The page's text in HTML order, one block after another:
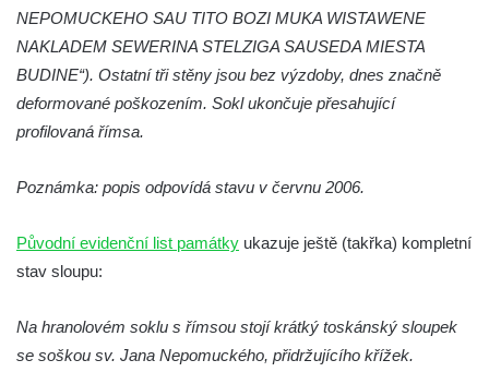
v Postoloprtech
Sloup svatého Václava u hřbitova v
Postoloprtech
Sloup Panny Marie na jižním okraji Mařenic
Sloup s kaplicí (boží muka) v Jablonném v
dvora
Františkem Xaverským v zámeckém parku v
Duchcově
NEPOMUCKEHO SAU TITO BOZI MUKA WISTAWENE
NAKLADEM SEWERINA STELZIGA SAUSEDA MIESTA
BUDINE“). Ostatní tři stěny jsou bez výzdoby, dnes značně
deformované poškozením. Sokl ukončuje přesahující
profilovaná římsa.
Poznámka: popis odpovídá stavu v červnu 2006.
Původní evidenční list památky ukazuje ještě (takřka) kompletní
stav sloupu:
Na hranolovém soklu s římsou stojí krátký toskánský sloupek
se soškou sv. Jana Nepomuckého, přidržujícího křížek.